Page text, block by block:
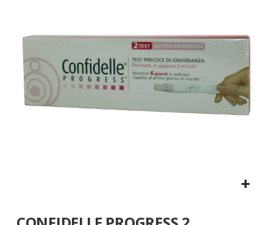
immagini
all'inizio